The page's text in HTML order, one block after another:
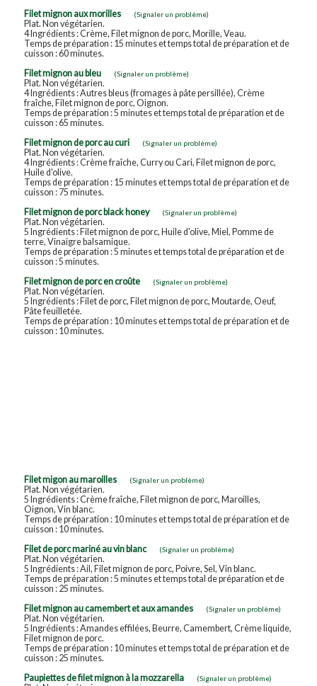
Filet mignon aux morilles
(Signaler un problème)
Plat. Non végétarien.
4 Ingrédients : Crème, Filet mignon de porc, Morille, Veau.
Temps de préparation : 15 minutes et temps total de préparation et de
cuisson : 60 minutes.
Filet mignon au bleu
(Signaler un problème)
Plat. Non végétarien.
4 Ingrédients : Autres bleus (fromages à pâte persillée), Crème
fraîche, Filet mignon de porc, Oignon.
Temps de préparation : 5 minutes et temps total de préparation et de
cuisson : 65 minutes.
Filet mignon de porc au curi
(Signaler un problème)
Plat. Non végétarien.
4 Ingrédients : Crème fraîche, Curry ou Cari, Filet mignon de porc,
Huile d'olive.
Temps de préparation : 15 minutes et temps total de préparation et de
cuisson : 75 minutes.
Filet mignon de porc black honey
(Signaler un problème)
Plat. Non végétarien.
5 Ingrédients : Filet mignon de porc, Huile d'olive, Miel, Pomme de
terre, Vinaigre balsamique.
Temps de préparation : 5 minutes et temps total de préparation et de
cuisson : 5 minutes.
Filet mignon de porc en croûte
(Signaler un problème)
Plat. Non végétarien.
5 Ingrédients : Filet de porc, Filet mignon de porc, Moutarde, Oeuf,
Pâte feuilletée.
Temps de préparation : 10 minutes et temps total de préparation et de
cuisson : 10 minutes.
Filet migon au maroilles (Signaler un problème)
Plat. Non végétarien.
5 Ingrédients : Crème fraîche, Filet mignon de porc, Maroilles,
Oignon, Vin blanc.
Temps de préparation : 10 minutes et temps total de préparation et de
cuisson : 10 minutes.
Filet de porc mariné au vin blanc
(Signaler un problème)
Plat. Non végétarien.
5 Ingrédients : Ail, Filet mignon de porc, Poivre, Sel, Vin blanc.
Temps de préparation : 5 minutes et temps total de préparation et de
cuisson : 25 minutes.
Filet mignon au camembert et aux amandes
(Signaler un problème)
Plat. Non végétarien.
5 Ingrédients : Amandes effilées, Beurre, Camembert, Crème liquide,
Filet mignon de porc.
Temps de préparation : 10 minutes et temps total de préparation et de
cuisson : 25 minutes.
Paupiettes de filet mignon à la mozzarella
(Signaler un problème)